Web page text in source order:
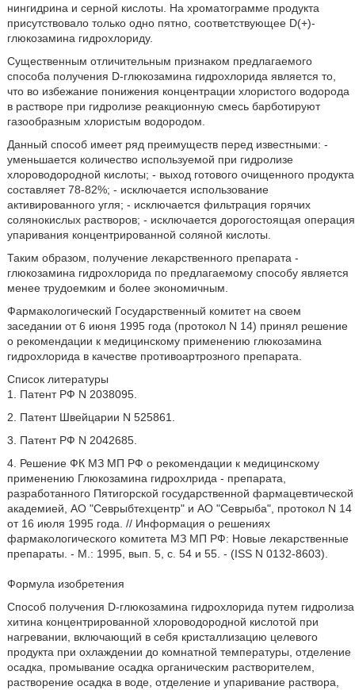
нингидрина и серной кислоты. На хроматограмме продукта
присутствовало только одно пятно, соответствующее D(+)-
глюкозамина гидрохлориду.
Существенным отличительным признаком предлагаемого
способа получения D-глюкозамина гидрохлорида является то,
что во избежание понижения концентрации хлористого водорода
в растворе при гидролизе реакционную смесь барботируют
газообразным хлористым водородом.
Данный способ имеет ряд преимуществ перед известными: -
уменьшается количество используемой при гидролизе
хлороводородной кислоты; - выход готового очищенного продукта
составляет 78-82%; - исключается использование
активированного угля; - исключается фильтрация горячих
солянокислых растворов; - исключается дорогостоящая операция
упаривания концентрированной соляной кислоты.
Таким образом, получение лекарственного препарата -
глюкозамина гидрохлорида по предлагаемому способу является
менее трудоемким и более экономичным.
Фармакологический Государственный комитет на своем
заседании от 6 июня 1995 года (протокол N 14) принял решение
о рекомендации к медицинскому применению глюкозамина
гидрохлорида в качестве противоартрозного препарата.
Список литературы
1. Патент РФ N 2038095.
2. Патент Швейцарии N 525861.
3. Патент РФ N 2042685.
4. Решение ФК МЗ МП РФ о рекомендации к медицинскому
применению Глюкозамина гидрохлрида - препарата,
разработанного Пятигорской государственной фармацевтической
академией, АО "Севрыбтехцентр" и АО "Севрыба", протокол N 14
от 16 июля 1995 года. // Информация о решениях
фармакологического комитета МЗ МП РФ: Новые лекарственные
препараты. - М.: 1995, вып. 5, с. 54 и 55. - (ISS N 0132-8603).
Формула изобретения
Способ получения D-глюкозамина гидрохлорида путем гидролиза
хитина концентрированной хлороводородной кислотой при
нагревании, включающий в себя кристаллизацию целевого
продукта при охлаждении до комнатной температуры, отделение
осадка, промывание осадка органическим растворителем,
растворение осадка в воде, отделение и упаривание раствора,